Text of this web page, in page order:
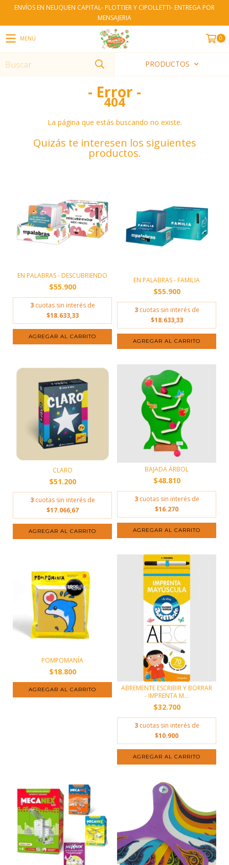
ENVÍOS EN NEUQUEN CAPITAL- PLOTTIER Y CIPOLLETTI- ENTREGA POR
MENSAJERIA
MENÚ 0
PRODUCTOS
- Error -
404
La página que estás buscando no existe.
Quizás te interesen los siguientes
productos.
EN PALABRAS - DESCUBRIENDO
$55.900
3 cuotas sin interés de
$18.633,33
EN PALABRAS - FAMILIA
$55.900
3 cuotas sin interés de
$18.633,33
CLARO
$51.200
3 cuotas sin interés de
$17.066,67
BAJADA ÁRBOL
$48.810
3 cuotas sin interés de
$16.270
POMPOMANÍA
$18.800
ABREMENTE ESCRIBIR Y BORRAR
- IMPRENTA M...
$32.700
3 cuotas sin interés de
$10.900